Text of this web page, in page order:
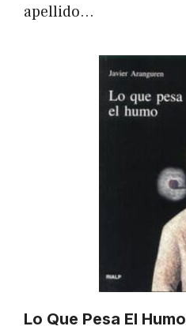
apellido…
Lo Que Pesa El Humo